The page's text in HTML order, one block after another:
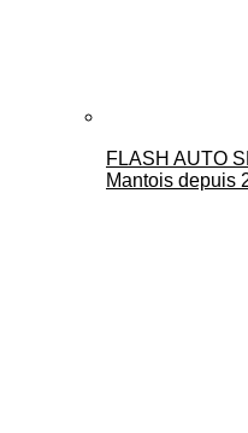
FLASH AUTO
Mantois depuis